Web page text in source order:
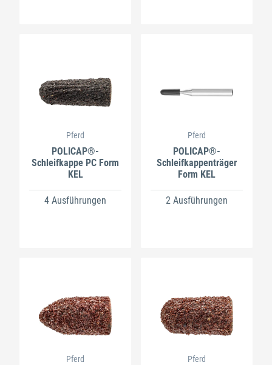
Pferd
POLICAP®-
Schleifkappe PC Form
KEL
4 Ausführungen
Pferd
POLICAP®-
Schleifkappenträger
Form KEL
2 Ausführungen
Pferd Pferd